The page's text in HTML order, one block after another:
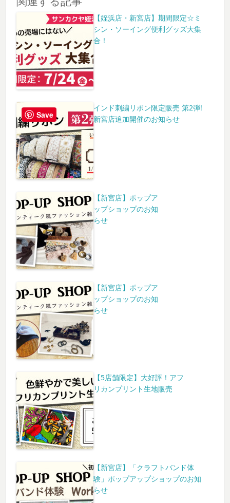
【姪浜店・新宮店】期間限定☆ミ
シン・ソーイング便利グッズ大集
合！
インド刺繍リボン限定販売 第2弾!
新宮店追加開催のお知らせ
【新宮店】ポップア
ップショップのお知
らせ
【新宮店】ポップア
ップショップのお知
らせ
【5店舗限定】大好評！アフ
リカンプリント生地販売
【新宮店】「クラフトバンド体
験」ポップアップショップのお知
らせ
Save